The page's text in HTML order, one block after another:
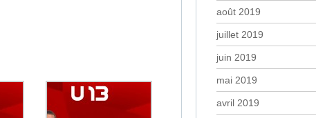
août 2019
juillet 2019
juin 2019
mai 2019
avril 2019